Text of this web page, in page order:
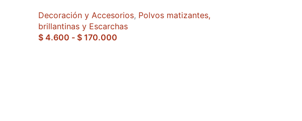
Decoración y Accesorios, Polvos matizantes,
brillantinas y Escarchas
$4.600 - $170.000